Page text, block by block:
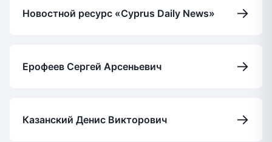
Новостной ресурс «Cyprus Daily News» →
Ерофеев Сергей Арсеньевич →
Казанский Денис Викторович →